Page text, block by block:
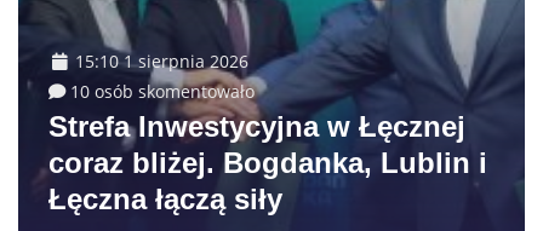
15:10 1 sierpnia 2026
10 osób skomentowało
Strefa Inwestycyjna w Łęcznej
coraz bliżej. Bogdanka, Lublin i
Łęczna łączą siły